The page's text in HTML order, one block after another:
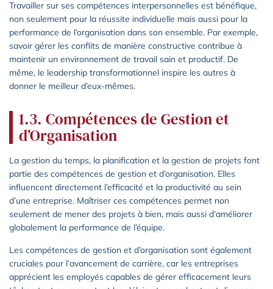
Travailler sur ses compétences interpersonnelles est bénéfique,
non seulement pour la réussite individuelle mais aussi pour la
performance de l’organisation dans son ensemble. Par exemple,
savoir gérer les conflits de manière constructive contribue à
maintenir un environnement de travail sain et productif. De
même, le leadership transformationnel inspire les autres à
donner le meilleur d’eux-mêmes.
1.3. Compétences de Gestion et
d’Organisation
La gestion du temps, la planification et la gestion de projets font
partie des compétences de gestion et d’organisation. Elles
influencent directement l’efficacité et la productivité au sein
d’une entreprise. Maîtriser ces compétences permet non
seulement de mener des projets à bien, mais aussi d’améliorer
globalement la performance de l’équipe.
Les compétences de gestion et d’organisation sont également
cruciales pour l’avancement de carrière, car les entreprises
apprécient les employés capables de gérer efficacement leurs